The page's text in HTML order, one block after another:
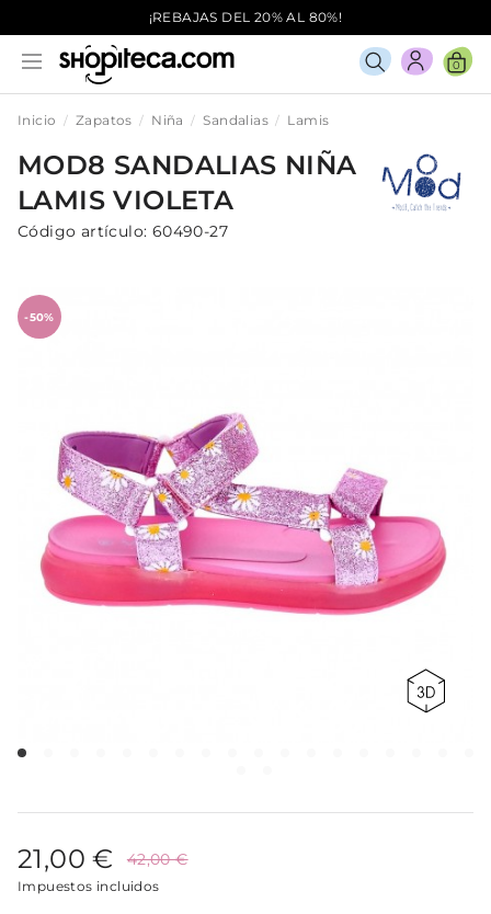
¡REBAJAS DEL 20% AL 80%!
0
Inicio Zapatos Niña Sandalias Lamis
MOD8 SANDALIAS NIÑA
LAMISVIOLETA
Código artículo: 60490-27
-50%
21,00 € 42,00 €
Impuestos incluidos